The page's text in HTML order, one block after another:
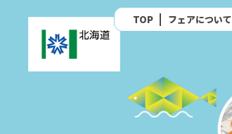
TOP フェアについて